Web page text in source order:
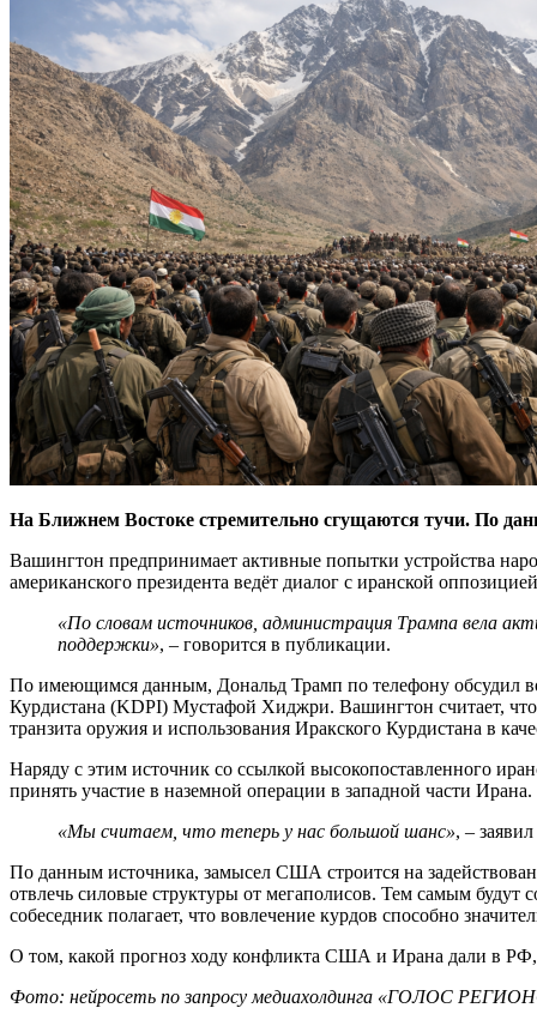
На Ближнем Востоке стремительно сгущаются тучи. По
Вашингтон предпринимает активные попытки устройства
американского президента ведёт диалог с иранской
«По словам источников, администрация Трампа вела
поддержки», – говорится в публикации.
По имеющимся данным, Дональд Трамп по телефону обсудил
Курдистана (KDPI) Мустафой Хиджри. Вашингтон считает, что
транзита оружия и использования Иракского Курдистана в
Наряду с этим источник со ссылкой высокопоставленного
принять участие в наземной операции в западной части
«Мы считаем, что теперь у нас большой шанс», –
По данным источника, замысел США строится на
отвлечь силовые структуры от мегаполисов. Тем самым будут
собеседник полагает, что вовлечение курдов способно
О том, какой прогноз ходу конфликта США и Ирана дали в
Фото: нейросеть по запросу медиахолдинга «ГОЛОС